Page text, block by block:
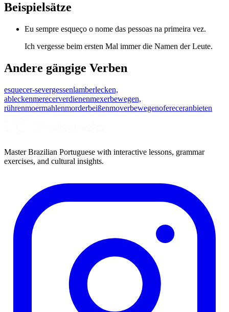
Beispielsätze
Eu sempre esqueço o nome das pessoas na primeira vez.
Ich vergesse beim ersten Mal immer die Namen der Leute.
Andere gängige Verben
esquecer-severgessenlamberlecken,
ableckenmerecerverdienenmexerbewegen,
rührenmoermahlenmorderbeißenmoverbewegenofereceranbieten
Master Brazilian Portuguese with interactive lessons, grammar
exercises, and cultural insights.